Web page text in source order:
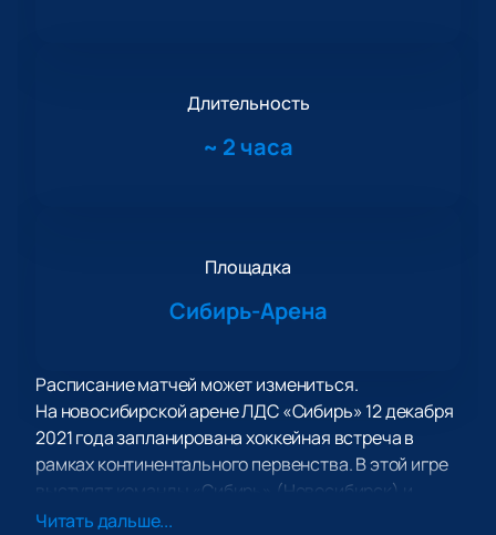
Длительность
~ 2 часа
Площадка
Сибирь-Арена
Расписание матчей может измениться.
На новосибирской арене ЛДС «Сибирь» 12 декабря
2021 года запланирована хоккейная встреча в
рамках континентального первенства. В этой игре
выступят команды «Сибирь» (Новосибирск) и
«Куньлунь Ред Стар» (Пекин).
Читать дальше...